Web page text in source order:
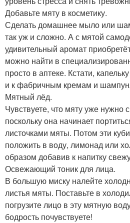
Добавьте мяту в косметику.
Сделать домашнее мыло или
так уж и сложно. А с мятой
удивительный аромат
можно найти в
просто в аптеке. Кстати,
и к фабричным кремам и
Мятный лёд.
Чувствуете, что мяту уже нужно
поскольку она начинает
листочками мяты. Потом эти
положить в воду, лимонад или
образом добавив к напитку
Освежающий тоник для лица.
В большую миску налейте
листья мяты. Поставьте в
погрузите лицо в эту мятную
бодрость почувствуете!